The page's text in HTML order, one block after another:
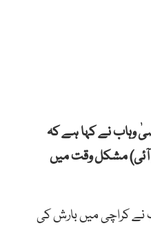
وہاب نے کہا ہے کہ
آئی) مشکل وقت میں
نے کراچی میں بارش کی